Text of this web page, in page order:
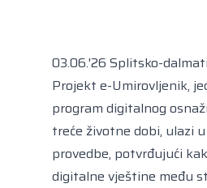
03.06.'26 Splitsko-
Projekt e-Umirovljenik,
program digitalnog
treće životne dobi, ulazi
provedbe, potvrđujući
digitalne vještine među